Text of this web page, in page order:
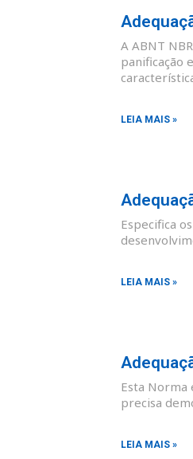
A ABNT
panificação
LEIA MAIS »
Especifica
LEIA MAIS »
Esta Norma
precisa
LEIA MAIS »